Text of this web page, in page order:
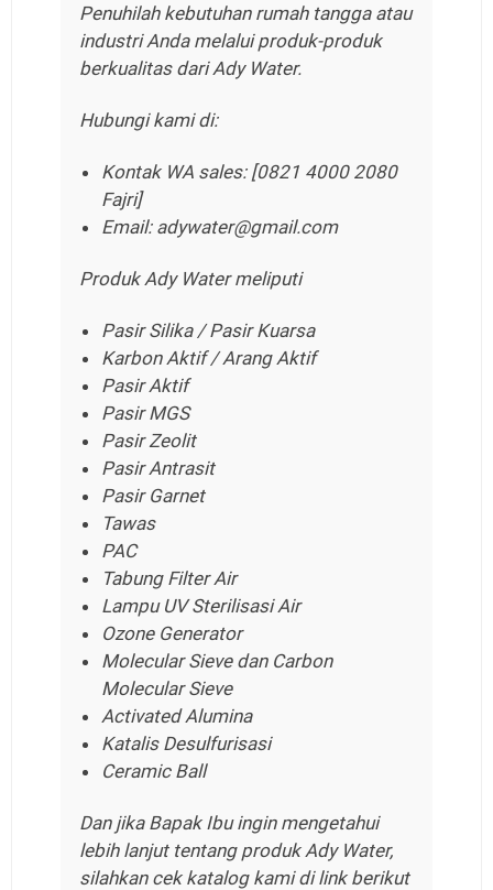
Penuhilah kebutuhan rumah tangga atau
industri Anda melalui produk-produk
berkualitas dari Ady Water.
Hubungi kami di:
Kontak WA sales: [0821 4000 2080
Fajri]
Email: adywater@gmail.com
Produk Ady Water meliputi
Pasir Silika / Pasir Kuarsa
Karbon Aktif / Arang Aktif
Pasir Aktif
Pasir MGS
Pasir Zeolit
Pasir Antrasit
Pasir Garnet
Tawas
PAC
Tabung Filter Air
Lampu UV Sterilisasi Air
Ozone Generator
Molecular Sieve dan Carbon
Molecular Sieve
Activated Alumina
Katalis Desulfurisasi
Ceramic Ball
Dan jika Bapak Ibu ingin mengetahui
lebih lanjut tentang produk Ady Water,
silahkan cek katalog kami di link berikut